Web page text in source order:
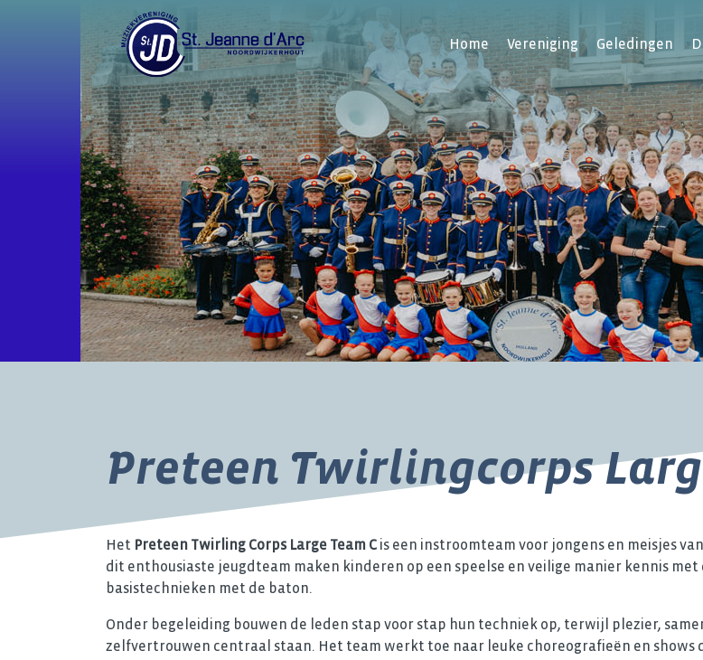
Home Vereniging Geledingen
Preteen Twirlingcorps
Het Preteen Twirling Corps Large Team C is een instroomteam voor jongens en meisjes
dit enthousiaste jeugdteam maken kinderen op een speelse en veilige manier kennis met
basistechnieken met de baton.
Onder begeleiding bouwen de leden stap voor stap hun techniek op, terwijl plezier,
zelfvertrouwen centraal staan. Het team werkt toe naar leuke choreografieën en shows